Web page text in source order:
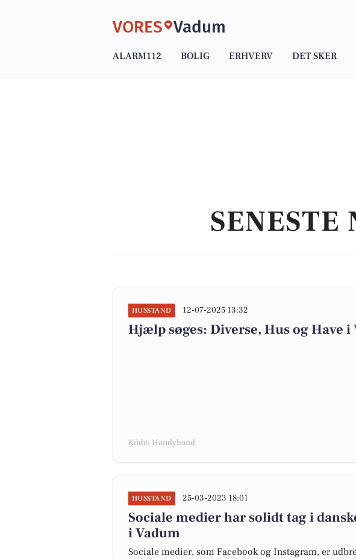
VORES Vadum
ALARM112 BOLIG ERHVERV DET SKER
HUSSTAND 12-07-2025 13:32
Hjælp søges: Diverse, Hus og Have i
Kilde: Handyhand
HUSSTAND 25-03-2023 18:01
Sociale medier har solidt tag i
i Vadum
Sociale medier, som Facebook og Instagram, er